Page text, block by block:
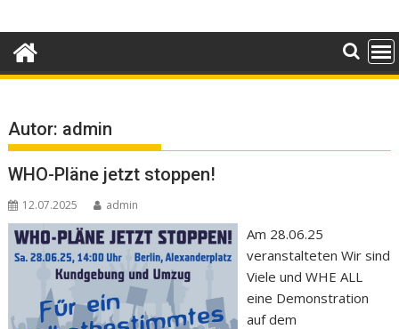
to
content
Autor: admin
WHO-Pläne jetzt stoppen!
12.07.2025 admin
Am 28.06.25
veranstalteten Wir sind
Viele und WHE ALL
eine Demonstration
auf dem